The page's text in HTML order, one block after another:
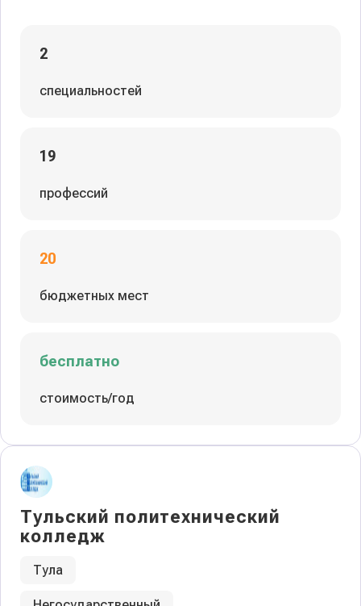
2
специальностей
19
профессий
20
бюджетных мест
бесплатно
стоимость/год
Тульский политехнический
колледж
Тула